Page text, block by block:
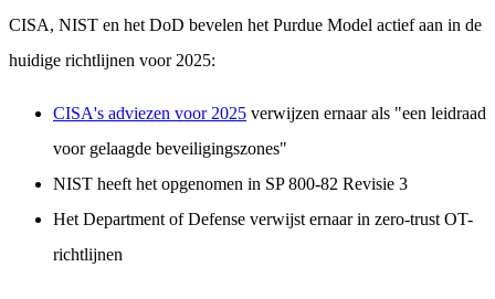
CISA, NIST en het DoD bevelen het Purdue Model actief aan in de
huidige richtlijnen voor 2025:
CISA's adviezen voor 2025 verwijzen ernaar als "een leidraad
voor gelaagde beveiligingszones"
NIST heeft het opgenomen in SP 800-82 Revisie 3
Het Department of Defense verwijst ernaar in zero-trust OT-
richtlijnen